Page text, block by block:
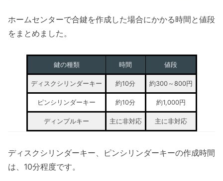
ホームセンターで合鍵を作成した場合にかかる時間と値段
をまとめました。
鍵の種類 時間 値段
ディスクシリンダーキー 約10分 約300～800円
ピンシリンダーキー 約10分 約1,000円
ディンプルキー 主に非対応 主に非対応
ディスクシリンダーキー、ピンシリンダーキーの作成時間
は、10分程度です。